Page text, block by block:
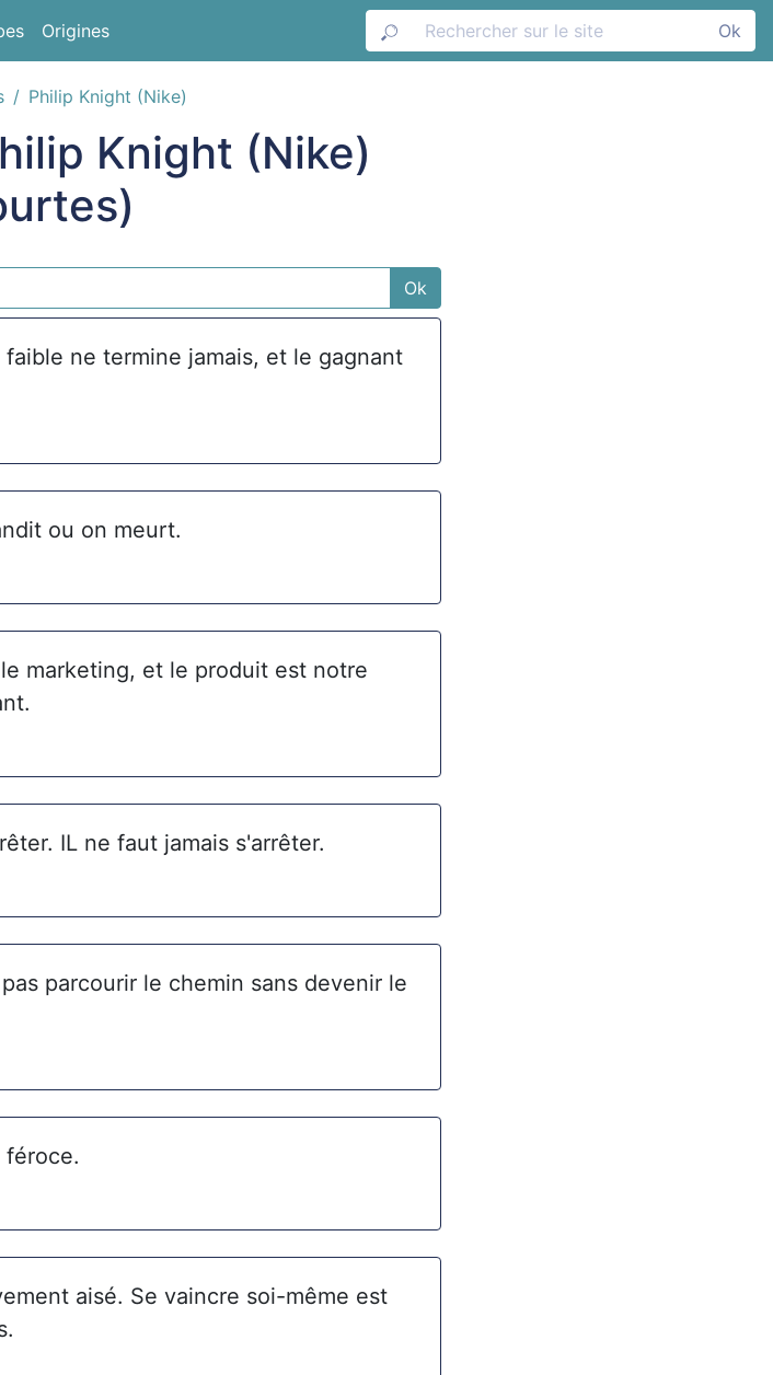
Origines Ok
Philip Knight (Nike)
Knight (Nike)
Ok
ne termine jamais, et le gagnant
ou on meurt.
marketing, et le produit est notre
IL ne faut jamais s'arrêter.
parcourir le chemin sans devenir le
féroce.
aisé. Se vaincre soi-même est